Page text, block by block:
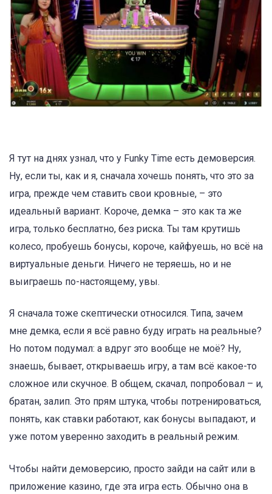
Я тут на днях узнал, что у Funky Time есть демоверсия.
Ну, если ты, как и я, сначала хочешь понять, что это за
игра, прежде чем ставить свои кровные, – это
идеальный вариант. Короче, демка – это как та же
игра, только бесплатно, без риска. Ты там крутишь
колесо, пробуешь бонусы, короче, кайфуешь, но всё на
виртуальные деньги. Ничего не теряешь, но и не
выиграешь по-настоящему, увы.
Я сначала тоже скептически относился. Типа, зачем
мне демка, если я всё равно буду играть на реальные?
Но потом подумал: а вдруг это вообще не моё? Ну,
знаешь, бывает, открываешь игру, а там всё какое-то
сложное или скучное. В общем, скачал, попробовал – и,
братан, залип. Это прям штука, чтобы потренироваться,
понять, как ставки работают, как бонусы выпадают, и
уже потом уверенно заходить в реальный режим.
Чтобы найти демоверсию, просто зайди на сайт или в
приложение казино, где эта игра есть. Обычно она в